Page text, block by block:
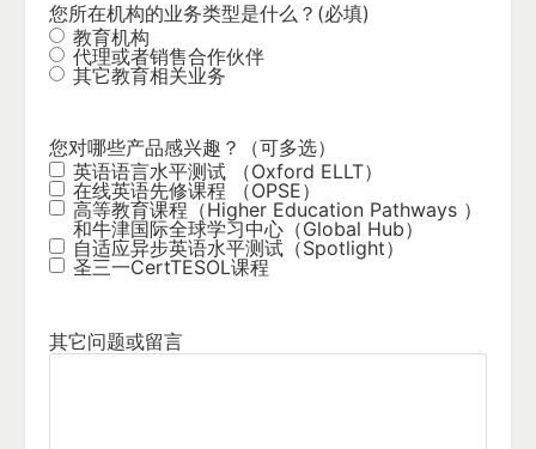
您所在机构的业务类型是什么？ (必填)
教育机构
代理或者销售合作伙伴
其它教育相关业务
您对哪些产品感兴趣？（可多选）
英语语言水平测试 （Oxford ELLT）
在线英语先修课程 （OPSE）
高等教育课程（Higher Education Pathways ）
和牛津国际全球学习中心（Global Hub）
自适应异步英语水平测试（Spotlight）
圣三一CertTESOL课程
其它问题或留言